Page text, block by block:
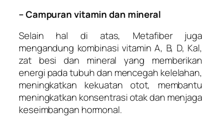
– Campuran vitamin dan mineral
Selain hal di atas, Metafiber juga
mengandung kombinasi vitamin A, B, D, Kal,
zat besi dan mineral yang memberikan
energi pada tubuh dan mencegah kelelahan,
meningkatkan kekuatan otot, membantu
meningkatkan konsentrasi otak dan menjaga
keseimbangan hormonal.